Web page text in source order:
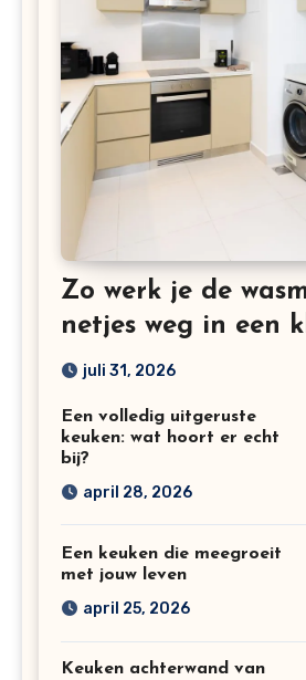
Zo werk je de
netjes weg in een
keuken
juli 31, 2026
Een volledig uitgeruste
keuken: wat hoort er echt
bij?
april 28, 2026
Een keuken die meegroeit
met jouw leven
april 25, 2026
Keuken achterwand van